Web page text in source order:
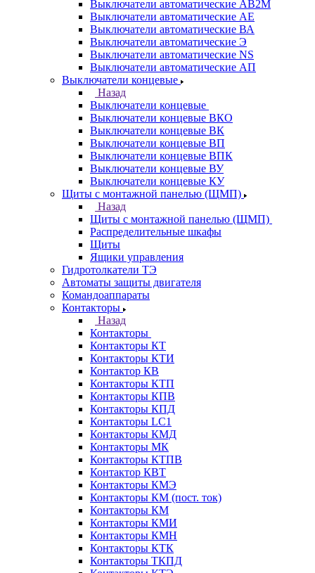
Выключатели автоматические АВ2М
Выключатели автоматические АЕ
Выключатели автоматические ВА
Выключатели автоматические Э
Выключатели автоматические NS
Выключатели автоматические АП
Выключатели концевые
Назад
Выключатели концевые
Выключатели концевые ВКО
Выключатели концевые ВК
Выключатели концевые ВП
Выключатели концевые ВПК
Выключатели концевые ВУ
Выключатели концевые КУ
Щиты с монтажной панелью (ЩМП)
Назад
Щиты с монтажной панелью (ЩМП)
Распределительные шкафы
Щиты
Ящики управления
Гидротолкатели ТЭ
Автоматы защиты двигателя
Командоаппараты
Контакторы
Назад
Контакторы
Контакторы КТ
Контакторы КТИ
Контактор КВ
Контакторы КТП
Контакторы КПВ
Контакторы КПД
Контакторы LC1
Контакторы КМД
Контакторы МК
Контакторы КТПВ
Контактор КВТ
Контакторы КМЭ
Контакторы КМ (пост. ток)
Контакторы КМ
Контакторы КМИ
Контакторы КМН
Контакторы КТК
Контакторы ТКПД